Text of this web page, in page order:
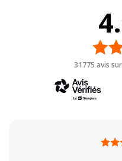
31775 avis